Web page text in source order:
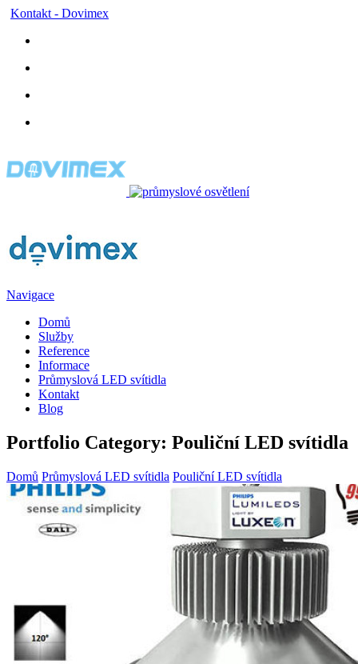
Kontakt - Dovimex
Navigace
Domů
Služby
Reference
Informace
Průmyslová LED svítidla
Kontakt
Blog
Portfolio Category: Pouliční LED svítidla
Domů Průmyslová LED svítidla Pouliční LED svítidla